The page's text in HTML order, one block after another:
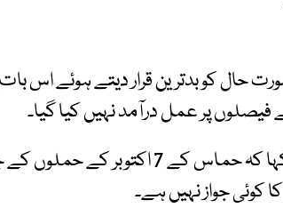
حال کو بدترین قرار دیتے ہوئے اس
پر عمل درآمد نہیں کیا گیا۔
انتونیو گوتریس نے کہا کہ حماس
کوئی جواز نہیں ہے۔